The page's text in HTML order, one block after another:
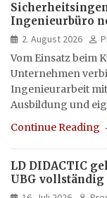
Ingenieurbüro
hybrid und
2. August 2026
Vom Einsatz beim
Unternehmen
Ingenieurarbeit
Ausbildung und
Continue Reading
LD DIDACTIC
UBG